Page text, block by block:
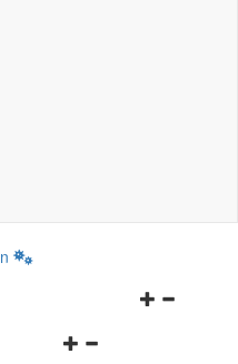
Navigationsmenü